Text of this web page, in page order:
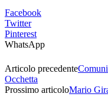
Facebook
Twitter
Pinterest
WhatsApp
Articolo precedente
Occhetta
Prossimo articoloMario